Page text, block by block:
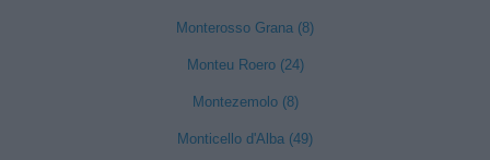
Monterosso Grana (8)
Monteu Roero (24)
Montezemolo (8)
Monticello d'Alba (49)